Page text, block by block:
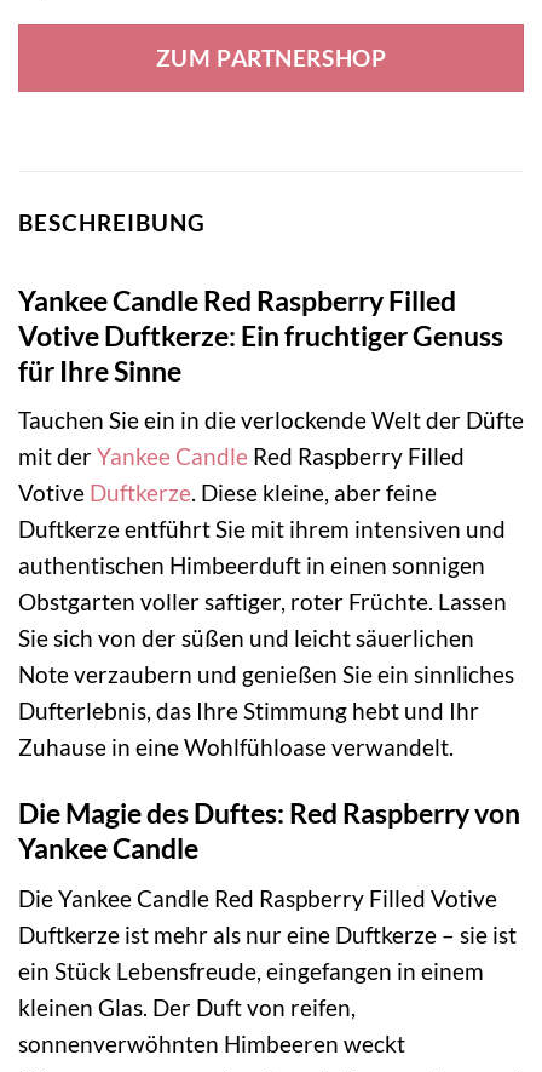
ZUM PARTNERSHOP
BESCHREIBUNG
Yankee Candle Red Raspberry Filled
Votive Duftkerze: Ein fruchtiger Genuss
für Ihre Sinne
Tauchen Sie ein in die verlockende Welt der Düfte
mit derYankee Candle Red Raspberry Filled
Votive Duftkerze. Diese kleine, aber feine
Duftkerze entführt Sie mit ihrem intensiven und
authentischen Himbeerduft in einen sonnigen
Obstgarten voller saftiger, roter Früchte. Lassen
Sie sich von der süßen und leicht säuerlichen
Note verzaubern und genießen Sie ein sinnliches
Dufterlebnis, das Ihre Stimmung hebt und Ihr
Zuhause in eine Wohlfühloase verwandelt.
Die Magie des Duftes: Red Raspberry von
Yankee Candle
Die Yankee Candle Red Raspberry Filled Votive
Duftkerze ist mehr als nur eine Duftkerze – sie ist
ein Stück Lebensfreude, eingefangen in einem
kleinen Glas. Der Duft von reifen,
sonnenverwöhnten Himbeeren weckt